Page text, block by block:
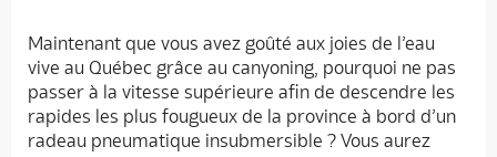
Maintenant que vous avez goûté aux joies de l’eau
vive au Québec grâce au canyoning, pourquoi ne pas
passer à la vitesse supérieure afin de descendre les
rapides les plus fougueux de la province à bord d’un
radeau pneumatique insubmersible ? Vous aurez